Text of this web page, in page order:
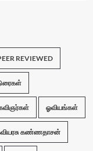
REVIEWED
ஓவியங்கள்
கண்ணதாசன்